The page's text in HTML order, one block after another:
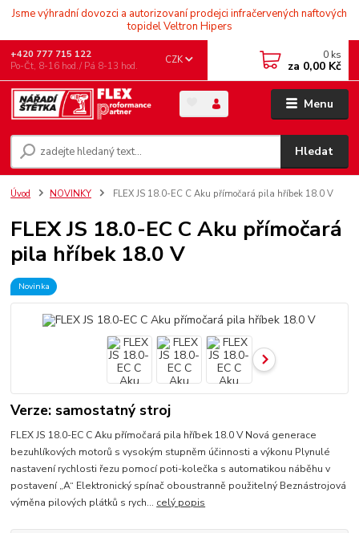
Jsme výhradní dovozci a autorizovaní prodejci infračervených naftových
topidel Veltron Hipers
Menu
CZK
Hledat
+420 777 715 122
Po-Čt, 8-16 hod./ Pá 8-13 hod.
0 ks
za 0,00 Kč
Úvod NOVINKY FLEX JS 18.0-EC C Aku přímočará pila hříbek 18.0 V
FLEX JS 18.0-EC C Aku přímočará
pila hříbek 18.0 V
Novinka
Verze: samostatný stroj
FLEX JS 18.0-EC C Aku přímočará pila hříbek 18.0 V Nová generace
bezuhlíkových motorů s vysokým stupněm účinnosti a výkonu Plynulé
nastavení rychlosti řezu pomocí poti-kolečka s automatikou náběhu v
postavení „A“ Elektronický spínač oboustranně použitelný Beznástrojová
výměna pilových plátků s rych... celý popis